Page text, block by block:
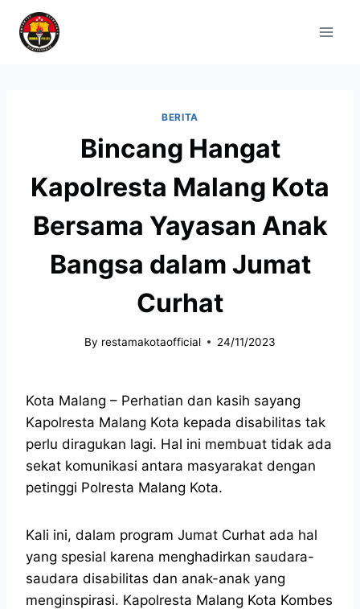
BERITA
Bincang Hangat
Kapolresta Malang Kota
Bersama Yayasan Anak
Bangsa dalam Jumat
Curhat
By restamakotaofficial 24/11/2023
Kota Malang – Perhatian dan kasih sayang
Kapolresta Malang Kota kepada disabilitas tak
perlu diragukan lagi. Hal ini membuat tidak ada
sekat komunikasi antara masyarakat dengan
petinggi Polresta Malang Kota.
Kali ini, dalam program Jumat Curhat ada hal
yang spesial karena menghadirkan saudara-
saudara disabilitas dan anak-anak yang
menginspirasi. Kapolresta Malang Kota Kombes